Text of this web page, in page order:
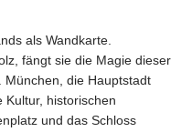
als Wandkarte.
fängt sie die Magie dieser
die Hauptstadt
Kultur, historischen
und das Schloss